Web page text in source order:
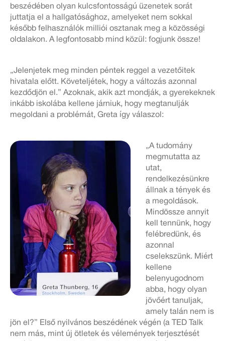
beszédében olyan kulcsfontosságú üzenetek sorát
juttatja el a hallgatósághoz, amelyeket nem sokkal
később felhasználók milliói osztanak meg a közösségi
oldalakon. A legfontosabb mind közül: fogjunk össze!
„Jelenjetek meg minden péntek reggel a vezetőitek
hivatala előtt. Követeljétek, hogy a változás azonnal
kezdődjön el.” Azoknak, akik azt mondják, a gyerekeknek
inkább iskolába kellene járniuk, hogy megtanulják
megoldani a problémát, Greta így válaszol:
„A tudomány
megmutatta az
utat,
rendelkezésünkre
állnak a tények és
a megoldások.
Mindössze annyit
kell tennünk, hogy
felébredünk, és
azonnal
cselekszünk. Miért
kellene
belenyugodnom
abba, hogy olyan
jövőért tanuljak,
amely talán nem is
jön el?” Első nyilvános beszédének végén (a TED Talk
nem más, mint új ötletek és vélemények terjesztését